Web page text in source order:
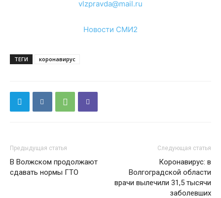
vlzpravda@mail.ru
Новости СМИ2
ТЕГИ коронавирус
Предыдущая статья
В Волжском продолжают
сдавать нормы ГТО
Следующая статья
Коронавирус: в
Волгоградской области
врачи вылечили 31,5 тысячи
заболевших